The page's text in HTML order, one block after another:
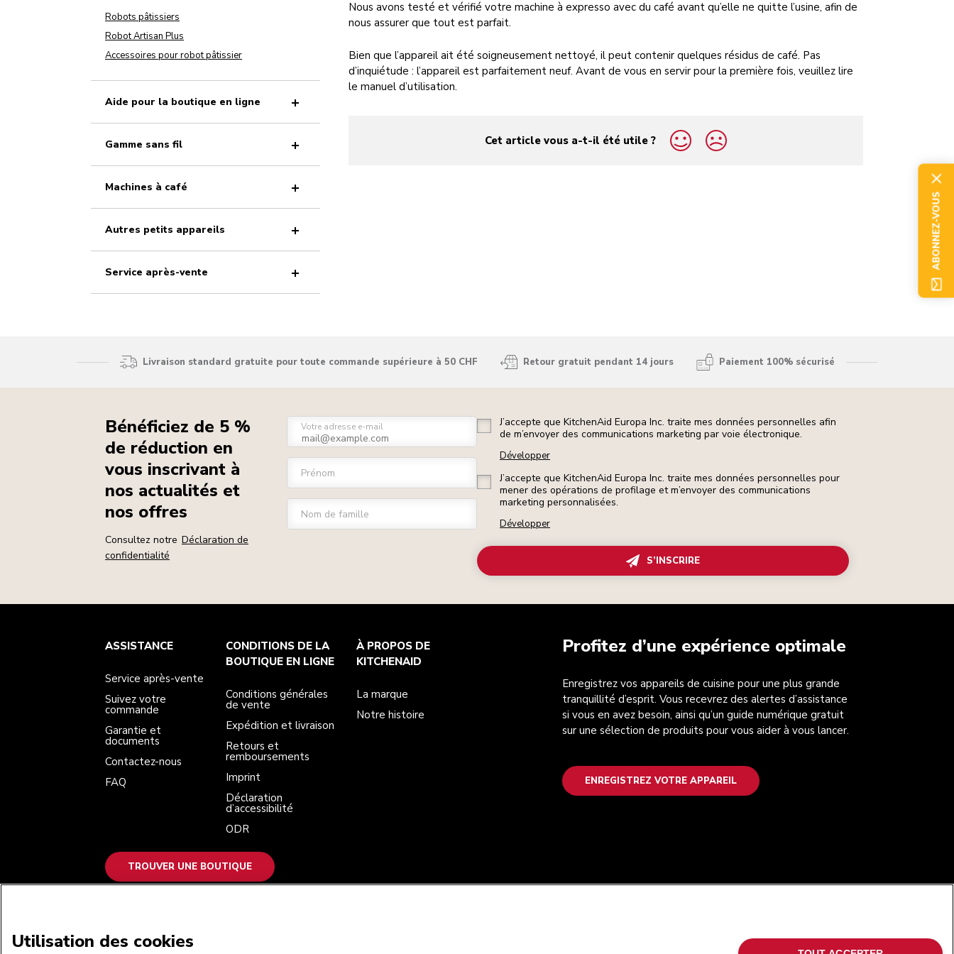
Nous avons testé et vérifié votre machine à expresso avec du café avant qu’elle ne quitte l’usine, afin de
nous assurer que tout est parfait.
Bien que l’appareil ait été soigneusement nettoyé, il peut contenir quelques résidus de café. Pas
d’inquiétude : l’appareil est parfaitement neuf. Avant de vous en servir pour la première fois, veuillez lire
le manuel d’utilisation.
Cet article vous a-t-il été utile ?
yes
no
Robots pâtissiers
Robot Artisan Plus
Accessoires pour robot pâtissier
Aide pour la boutique en ligne
Gamme sans fil
Machines à café
Autres petits appareils
Service après-vente
Livraison standard gratuite pour toute commande supérieure à 50 CHF Retour gratuit pendant 14 jours Paiement 100% sécurisé
Bénéficiez de 5 %
de réduction en
vous inscrivant à
nos actualités et
nos offres
Consultez notre Déclaration de
confidentialité
Votre adresse e-mail
Prénom
Nom de famille
J’accepte que KitchenAid Europa Inc. traite mes données personnelles afin
de m’envoyer des communications marketing par voie électronique.
Développer
J’accepte que KitchenAid Europa Inc. traite mes données personnelles pour
mener des opérations de profilage et m’envoyer des communications
marketing personnalisées.
Développer
S’INSCRIRE
Profitez d’une expérience optimale
Enregistrez vos appareils de cuisine pour une plus grande
tranquillité d’esprit. Vous recevrez des alertes d’assistance
si vous en avez besoin, ainsi qu’un guide numérique gratuit
sur une sélection de produits pour vous aider à vous lancer.
ENREGISTREZ VOTRE APPAREIL
Service après-vente
Suivez votre commande
FAQ
Conditions générales de vente
Expédition et livraison
Déclaration d’accessibilité
La marque
Notre histoire
Trouver une boutique
ASSISTANCE
Service après-vente
Suivez votre
commande
Garantie et
documents
Contactez-nous
FAQ
CONDITIONS DE LA
BOUTIQUE EN LIGNE
Conditions générales
de vente
Expédition et livraison
Retours et
remboursements
Imprint
Déclaration
d’accessibilité
ODR
À PROPOS DE
KITCHENAID
La marque
Notre histoire
TROUVER UNE BOUTIQUE
ABONNEZ-VOUS
Utilisation des cookies